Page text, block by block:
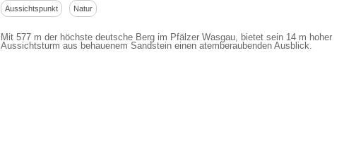
Aussichtspunkt Natur
Mit 577 m der höchste deutsche Berg im Pfälzer Wasgau, bietet sein 14 m hoher
Aussichtsturm aus behauenem Sandstein einen atemberaubenden Ausblick.